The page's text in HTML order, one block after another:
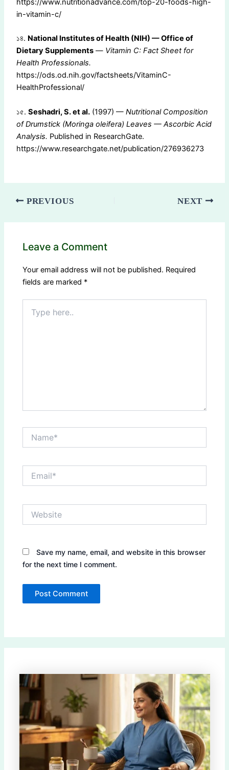
https://www.nutritionadvance.com/top-20-foods-high-
in-vitamin-c/
১৪. National Institutes of Health (NIH) — Office of
Dietary Supplements — Vitamin C: Fact Sheet for
Health Professionals.
https://ods.od.nih.gov/factsheets/VitaminC-
HealthProfessional/
১৫.Seshadri, S. et al. (1997) —Nutritional Composition
of Drumstick (Moringa oleifera) Leaves — Ascorbic Acid
Analysis. Published in ResearchGate.
https://www.researchgate.net/publication/276936273
PREVIOUS NEXT
Leave a Comment
Your email address will not be published. Required
fields are marked *
here..
Save my name, email, and website in this browser
for the next time I comment.